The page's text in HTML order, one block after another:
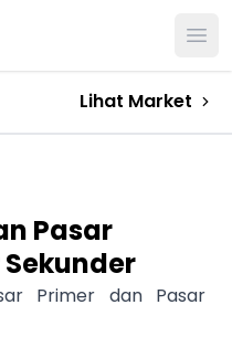
Lihat Market
Pasar
Primer dan Pasar